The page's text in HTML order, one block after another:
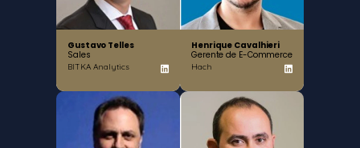
Gustavo Telles
Sales
BITKA Analytics
Henrique Cavalhieri
Gerente de E-Commerce
Hach